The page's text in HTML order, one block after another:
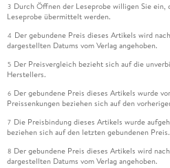
3 Durch Öffnen der Leseprobe willigen Sie ein,
Leseprobe übermittelt werden.
4 Der gebundene Preis dieses Artikels wird
dargestellten Datums vom Verlag angehoben.
5 Der Preisvergleich bezieht sich auf die
Herstellers.
6 Der gebundene Preis dieses Artikels wurde
Preissenkungen beziehen sich auf den
7 Die Preisbindung dieses Artikels wurde
beziehen sich auf den letzten gebundenen Preis.
8 Der gebundene Preis dieses Artikels wird
dargestellten Datums vom Verlag angehoben.